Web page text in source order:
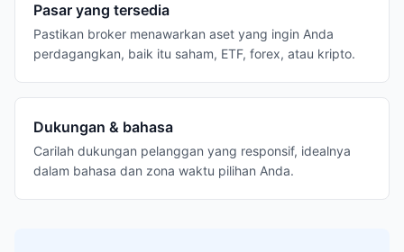
Pasar yang tersedia
Pastikan broker menawarkan aset yang ingin Anda
perdagangkan, baik itu saham, ETF, forex, atau kripto.
Dukungan & bahasa
Carilah dukungan pelanggan yang responsif, idealnya
dalam bahasa dan zona waktu pilihan Anda.